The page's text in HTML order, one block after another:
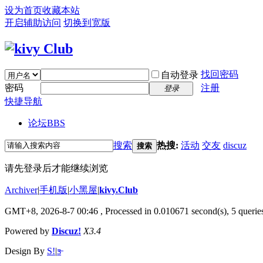
设为首页收藏本站
开启辅助访问 切换到宽版
自动登录 找回密码
密码
登录
注册
快捷导航
论坛BBS
搜索 搜索 热搜: 活动 交友 discuz
请先登录后才能继续浏览
Archiver|手机版|小黑屋|kivy.Club
GMT+8, 2026-8-7 00:46 , Processed in 0.010671 second(s), 5
Powered by Discuz! X3.4
Design By S!|ƽ̶